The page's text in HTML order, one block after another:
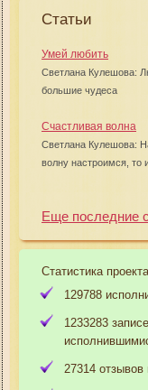
Статьи
Умей любить
Светлана Кулешова:
большие чудеса
Счастливая волна
Светлана Кулешова:
волну настроимся, то
Еще последние
Статистика
129788
1233283
27314 отзывов